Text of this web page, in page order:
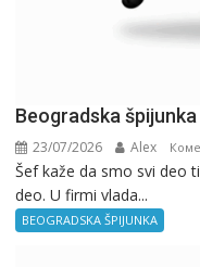
Beogradska
23/07/2026 Alex
Šef kaže da smo svi deo
deo. U firmi vlada...
BEOGRADSKA ŠPIJUNKA